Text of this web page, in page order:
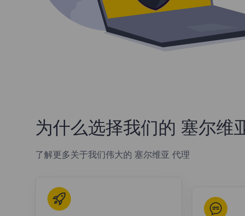
为什么选择我们的 塞尔维
了解更多关于我们伟大的 塞尔维亚 代理